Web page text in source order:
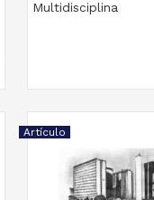
Multidisciplina
Artículo